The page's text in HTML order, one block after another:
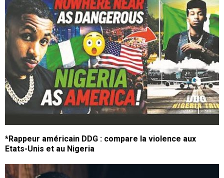
*Rappeur américain DDG : compare la violence aux
Etats-Unis et au Nigeria